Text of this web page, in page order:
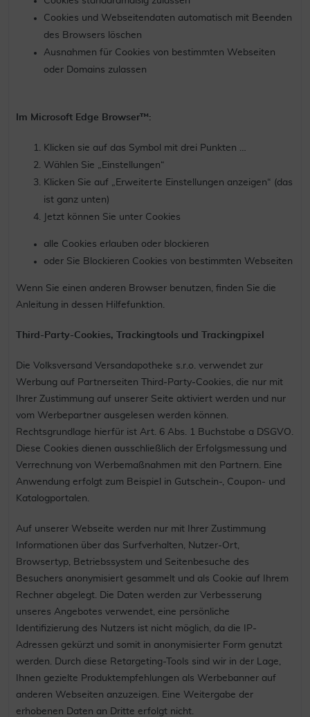
Cookies und Webseitendaten automatisch mit Beenden
des Browsers löschen
Ausnahmen für Cookies von bestimmten Webseiten
oder Domains zulassen
Im Microsoft Edge Browser™:
Klicken sie auf das Symbol mit drei Punkten …
Wählen Sie „Einstellungen“
Klicken Sie auf „Erweiterte Einstellungen anzeigen“ (das
ist ganz unten)
Jetzt können Sie unter Cookies
alle Cookies erlauben oder blockieren
oder Sie Blockieren Cookies von bestimmten Webseiten
Wenn Sie einen anderen Browser benutzen, finden Sie die
Anleitung in dessen Hilfefunktion.
Third-Party-Cookies, Trackingtools und Trackingpixel
Die Volksversand Versandapotheke s.r.o. verwendet zur
Werbung auf Partnerseiten Third-Party-Cookies, die nur mit
Ihrer Zustimmung auf unserer Seite aktiviert werden und nur
vom Werbepartner ausgelesen werden können.
Rechtsgrundlage hierfür ist Art. 6 Abs. 1 Buchstabe a DSGVO.
Diese Cookies dienen ausschließlich der Erfolgsmessung und
Verrechnung von Werbemaßnahmen mit den Partnern. Eine
Anwendung erfolgt zum Beispiel in Gutschein-, Coupon- und
Katalogportalen.
Auf unserer Webseite werden nur mit Ihrer Zustimmung
Informationen über das Surfverhalten, Nutzer-Ort,
Browsertyp, Betriebssystem und Seitenbesuche des
Besuchers anonymisiert gesammelt und als Cookie auf Ihrem
Rechner abgelegt. Die Daten werden zur Verbesserung
unseres Angebotes verwendet, eine persönliche
Identifizierung des Nutzers ist nicht möglich, da die IP-
Adressen gekürzt und somit in anonymisierter Form genutzt
werden. Durch diese Retargeting-Tools sind wir in der Lage,
Ihnen gezielte Produktempfehlungen als Werbebanner auf
anderen Webseiten anzuzeigen. Eine Weitergabe der
erhobenen Daten an Dritte erfolgt nicht.